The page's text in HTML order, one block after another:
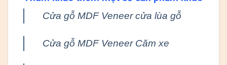
Cửa gỗ MDF Veneer cửa lùa gỗ
Cửa gỗ MDF Veneer Căm xe